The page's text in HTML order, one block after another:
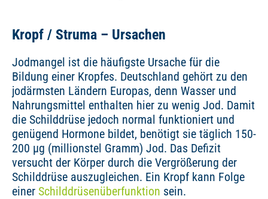
Kropf / Struma – Ursachen
Jodmangel ist die häufigste Ursache für die
Bildung einer Kropfes. Deutschland gehört zu den
jodärmsten Ländern Europas, denn Wasser und
Nahrungsmittel enthalten hier zu wenig Jod. Damit
die Schilddrüse jedoch normal funktioniert und
genügend Hormone bildet, benötigt sie täglich 150-
200 µg (millionstel Gramm) Jod. Das Defizit
versucht der Körper durch die Vergrößerung der
Schilddrüse auszugleichen. Ein Kropf kann Folge
einer Schilddrüsenüberfunktion sein.